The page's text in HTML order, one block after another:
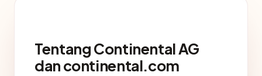
Tentang Continental AG
dan continental.com